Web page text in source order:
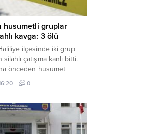
husumetli gruplar
kavga: 3 ölü
Haliliye ilçesinde iki grup
silahlı çatışma kanlı bitti.
önceden husumet
tarafların kavgası
olay yerinde yaşamını
Konaç Mahallesi’nde
Edinilen bilgilere göre,
bulunan iki grup
0